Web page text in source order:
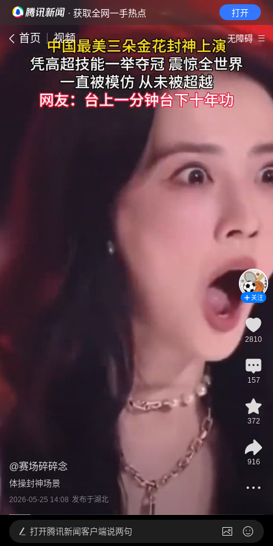
· 获取全网一手热点 打开
首页 视频 无障碍
@赛场碎碎念
体操封神场景
2026-05-25 14:08 发布于湖北
关注
2810
157
372
916
打开腾讯新闻客户端说两句